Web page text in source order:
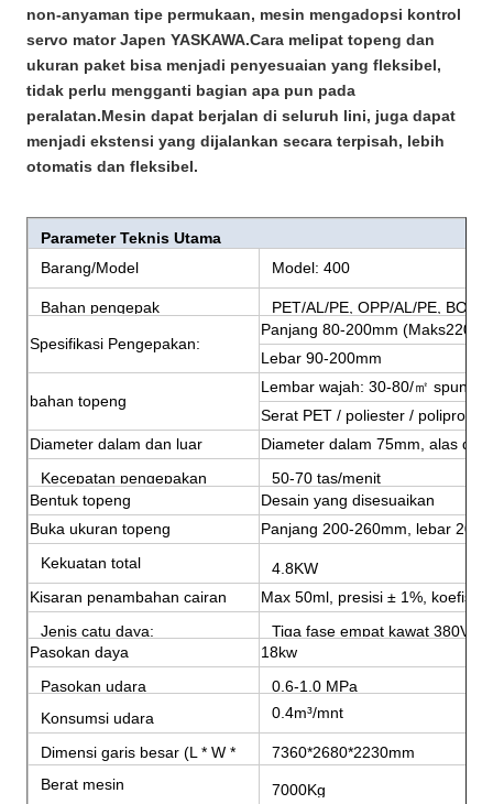
non-anyaman tipe permukaan, mesin mengadopsi kontrol
servo mator Japen YASKAWA.Cara melipat topeng dan
ukuran paket bisa menjadi penyesuaian yang fleksibel,
tidak perlu mengganti bagian apa pun pada
peralatan.Mesin dapat berjalan di seluruh lini, juga dapat
menjadi ekstensi yang dijalankan secara terpisah, lebih
otomatis dan fleksibel.
Parameter Teknis Utama
Barang/Model
Model: 400
Bahan pengepak PET/AL/PE, OPP/AL/PE,
Spesifikasi Pengepakan:
Panjang 80-200mm
Lebar 90-200mm
bahan topeng
Lembar wajah: 30-80/㎡
Serat PET / poliester /
Diameter dalam dan luar
Diameter dalam 75mm, alas
Kecepatan pengepakan
50-70 tas/menit
Bentuk topeng
Desain yang disesuaikan
Buka ukuran topeng
Panjang 200-260mm, lebar 200-
Kekuatan total
4.8KW
Kisaran penambahan cairan
Max 50ml, presisi ± 1%,
Jenis catu daya:
Tiga fase empat kawat 380V
Pasokan daya
18kw
Pasokan udara
0,6-1,0 MPa
Konsumsi udara
0.4m³/mnt
Dimensi garis besar (L * W *
H)
7360*2680*2230mm
Berat mesin
7000Kg